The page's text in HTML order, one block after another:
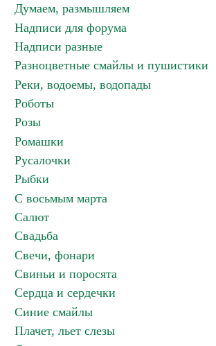
Думаем, размышляем
Надписи для форума
Надписи разные
Разноцветные смайлы и пушистики
Реки, водоемы, водопады
Роботы
Розы
Ромашки
Русалочки
Рыбки
С восьмым марта
Салют
Свадьба
Свечи, фонари
Свиньи и поросята
Сердца и сердечки
Синие смайлы
Плачет, льет слезы